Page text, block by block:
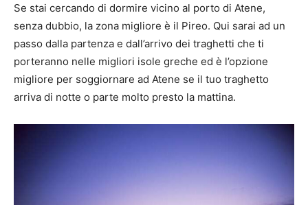
Se stai cercando di dormire vicino al porto di Atene,
senza dubbio, la zona migliore è il Pireo. Qui sarai ad un
passo dalla partenza e dall’arrivo dei traghetti che ti
porteranno nelle migliori isole greche ed è l’opzione
migliore per soggiornare ad Atene se il tuo traghetto
arriva di notte o parte molto presto la mattina.